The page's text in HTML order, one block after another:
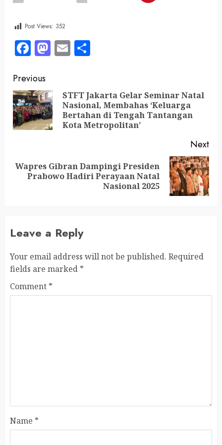
Post Views: 352
Facebook
Mastodon
Email
Previous
‎STFT Jakarta Gelar Seminar Natal
Nasional, Membahas ‘Keluarga
Bertahan di Tengah Tantangan
Kota Metropolitan’
Next
Wapres Gibran Dampingi Presiden
Prabowo Hadiri Perayaan Natal
Nasional 2025
Leave a Reply
Your email address will not be published. Required
fields are marked *
Comment *
Name *